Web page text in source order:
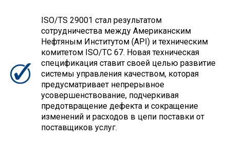
ISO/TS 29001 стал результатом
сотрудничества между Американским
Нефтяным Институтом (API) и техническим
комитетом ISO/TC 67. Новая техническая
спецификация ставит своей целью развитие
системы управления качеством, которая
предусматривает непрерывное
усовершенствование, подчеркивая
предотвращение дефекта и сокращение
изменений и расходов в цепи поставки от
поставщиков услуг.